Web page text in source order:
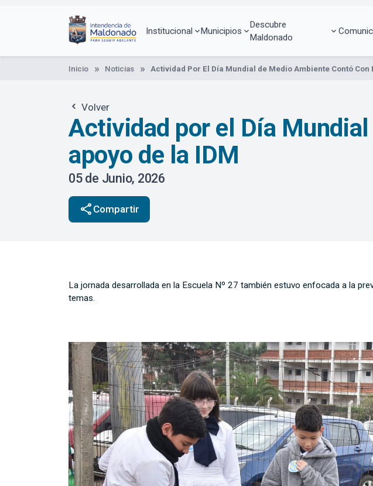
Institucional Municipios
Descubre
Maldonado
Inicio Noticias Actividad Por El Día Mundial de Medio Ambiente Contó Con
Volver
Actividad por el Día
apoyo de la IDM
05 de Junio, 2026
share Compartir
La jornada desarrollada en la Escuela Nº 27 también estuvo enfocada a la
temas.